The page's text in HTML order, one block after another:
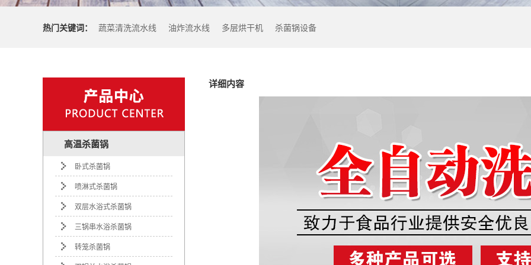
热门关键词： 蔬菜清洗流水线 油炸流水线 多层烘干机 杀菌锅设备
高温杀菌锅
卧式杀菌锅
喷淋式杀菌锅
双层水浴式杀菌锅
三锅串水浴杀菌锅
转笼杀菌锅
详细内容